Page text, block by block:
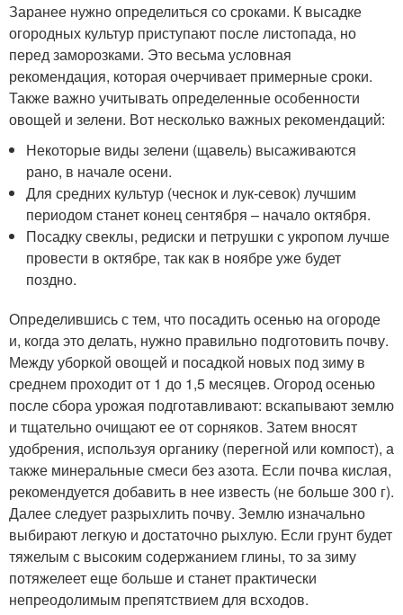
Заранее нужно определиться со сроками. К высадке
огородных культур приступают после листопада, но
перед заморозками. Это весьма условная
рекомендация, которая очерчивает примерные сроки.
Также важно учитывать определенные особенности
овощей и зелени. Вот несколько важных рекомендаций:
Некоторые виды зелени (щавель) высаживаются
рано, в начале осени.
Для средних культур (чеснок и лук-севок) лучшим
периодом станет конец сентября – начало октября.
Посадку свеклы, редиски и петрушки с укропом лучше
провести в октябре, так как в ноябре уже будет
поздно.
Определившись с тем, что посадить осенью на огороде
и, когда это делать, нужно правильно подготовить почву.
Между уборкой овощей и посадкой новых под зиму в
среднем проходит от 1 до 1,5 месяцев. Огород осенью
после сбора урожая подготавливают: вскапывают землю
и тщательно очищают ее от сорняков. Затем вносят
удобрения, используя органику (перегной или компост), а
также минеральные смеси без азота. Если почва кислая,
рекомендуется добавить в нее известь (не больше 300 г).
Далее следует разрыхлить почву. Землю изначально
выбирают легкую и достаточно рыхлую. Если грунт будет
тяжелым с высоким содержанием глины, то за зиму
потяжелеет еще больше и станет практически
непреодолимым препятствием для всходов.